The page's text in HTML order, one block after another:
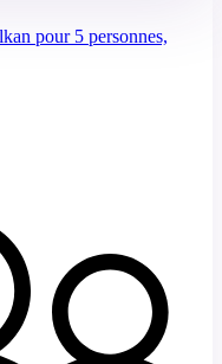
pour 5 personnes,